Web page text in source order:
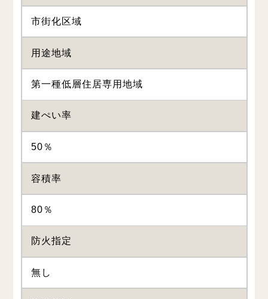
市街化区域
用途地域
第一種低層住居専用地域
建ぺい率
50％
容積率
80％
防火指定
無し